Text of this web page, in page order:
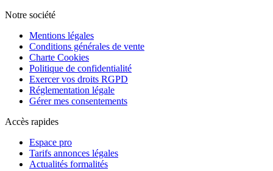
Notre société
Mentions légales
Conditions générales de vente
Charte Cookies
Politique de confidentialité
Exercer vos droits RGPD
Réglementation légale
Gérer mes consentements
Accès rapides
Espace pro
Tarifs annonces légales
Actualités formalités